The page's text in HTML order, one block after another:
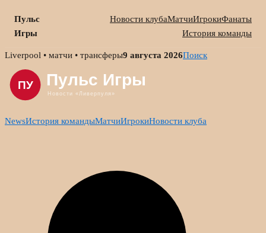
Пульс
Игры
Новости клубаМатчиИгрокиФанаты
История команды
Skip
content
Liverpool • матчи • трансферы9 августа 2026Поиск
NewsИстория командыМатчиИгрокиНовости клуба